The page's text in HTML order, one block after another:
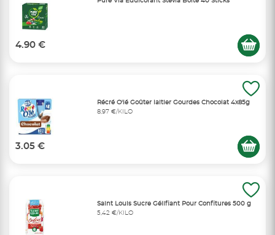
4.90 €
Récré O'lé Goûter laitier Gourdes Chocolat 4x85g
8,97 €/KILO
3.05 €
Saint Louis Sucre Gélifiant Pour Confitures 500 g
5,42 €/KILO